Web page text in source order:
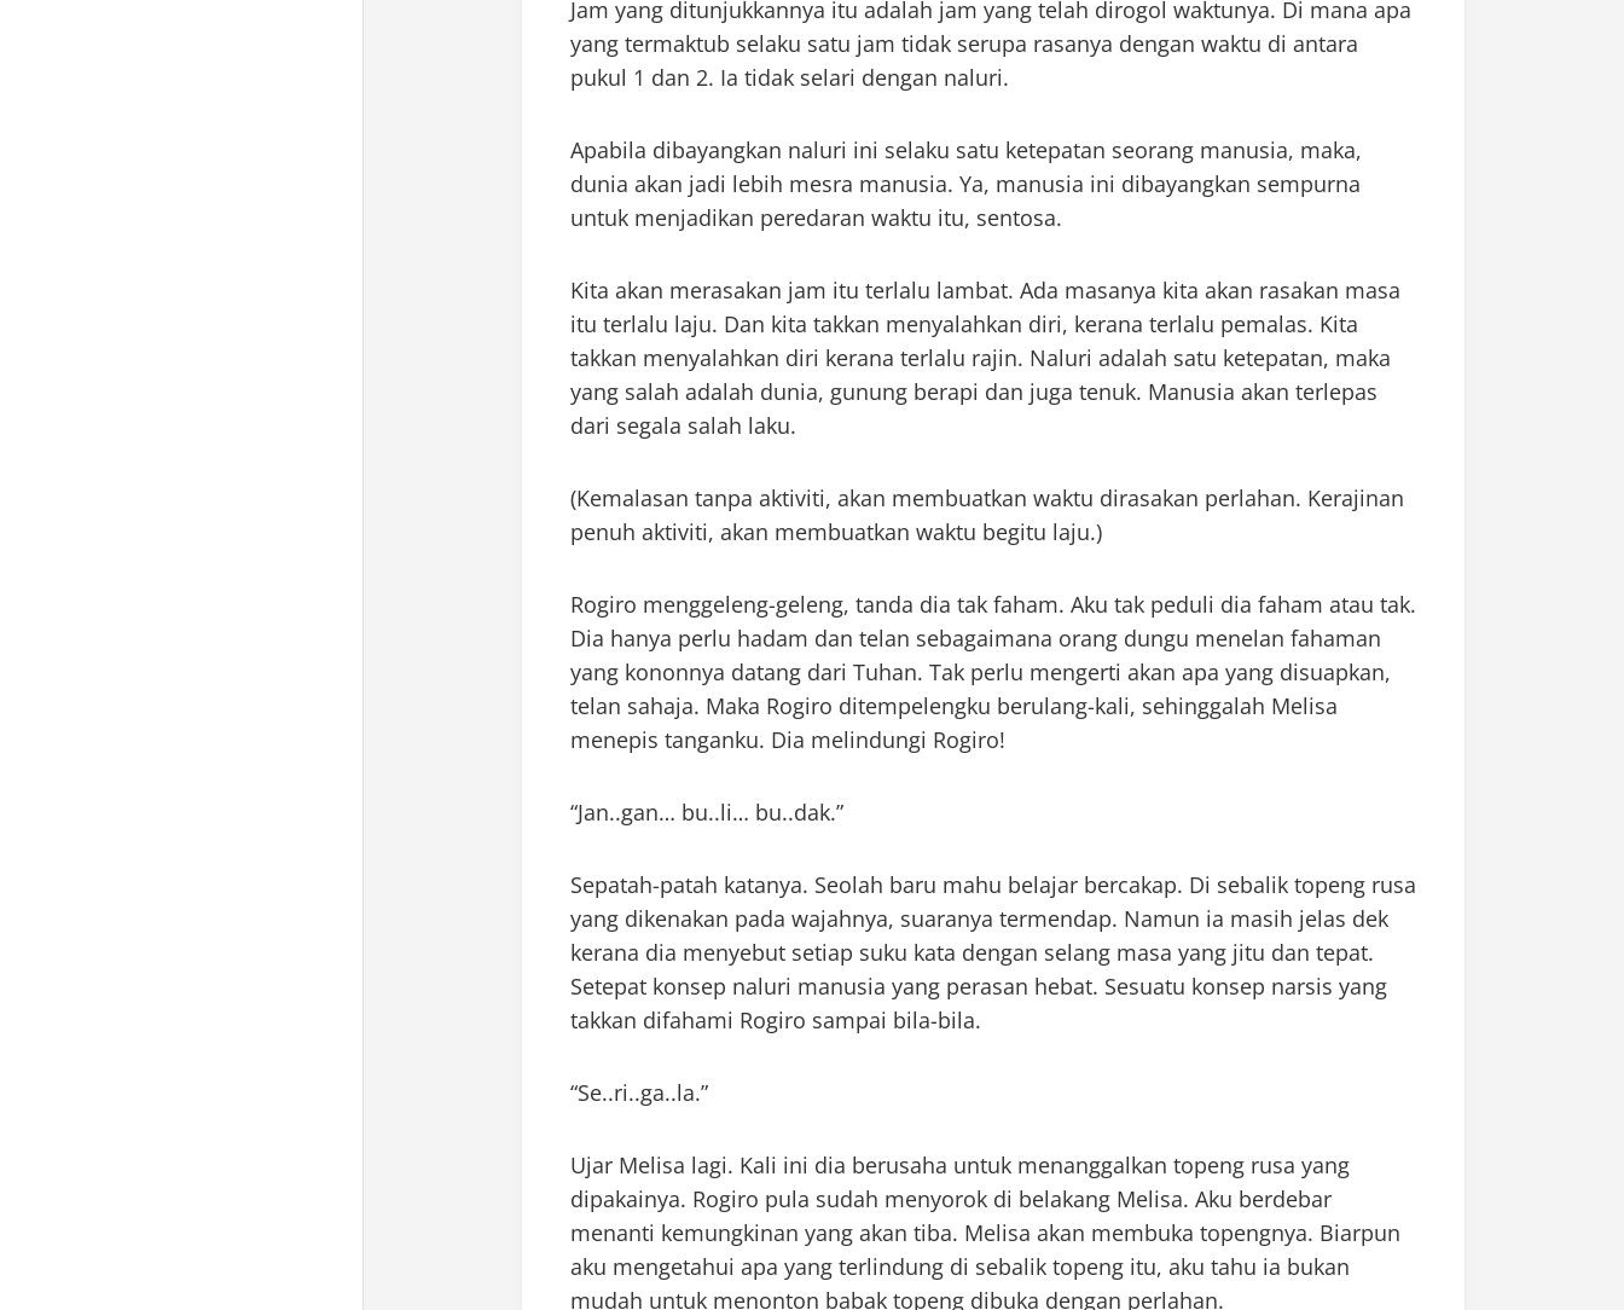
Jam yang ditunjukkannya itu adalah jam yang telah dirogol waktunya. Di mana apa
yang termaktub selaku satu jam tidak serupa rasanya dengan waktu di antara
pukul 1 dan 2. Ia tidak selari dengan naluri.
Apabila dibayangkan naluri ini selaku satu ketepatan seorang manusia, maka,
dunia akan jadi lebih mesra manusia. Ya, manusia ini dibayangkan sempurna
untuk menjadikan peredaran waktu itu, sentosa.
Kita akan merasakan jam itu terlalu lambat. Ada masanya kita akan rasakan masa
itu terlalu laju. Dan kita takkan menyalahkan diri, kerana terlalu pemalas. Kita
takkan menyalahkan diri kerana terlalu rajin. Naluri adalah satu ketepatan, maka
yang salah adalah dunia, gunung berapi dan juga tenuk. Manusia akan terlepas
dari segala salah laku.
(Kemalasan tanpa aktiviti, akan membuatkan waktu dirasakan perlahan. Kerajinan
penuh aktiviti, akan membuatkan waktu begitu laju.)
Rogiro menggeleng-geleng, tanda dia tak faham. Aku tak peduli dia faham atau tak.
Dia hanya perlu hadam dan telan sebagaimana orang dungu menelan fahaman
yang kononnya datang dari Tuhan. Tak perlu mengerti akan apa yang disuapkan,
telan sahaja. Maka Rogiro ditempelengku berulang-kali, sehinggalah Melisa
menepis tanganku. Dia melindungi Rogiro!
“Jan..gan… bu..li… bu..dak.”
Sepatah-patah katanya. Seolah baru mahu belajar bercakap. Di sebalik topeng rusa
yang dikenakan pada wajahnya, suaranya termendap. Namun ia masih jelas dek
kerana dia menyebut setiap suku kata dengan selang masa yang jitu dan tepat.
Setepat konsep naluri manusia yang perasan hebat. Sesuatu konsep narsis yang
takkan difahami Rogiro sampai bila-bila.
“Se..ri..ga..la.”
Ujar Melisa lagi. Kali ini dia berusaha untuk menanggalkan topeng rusa yang
dipakainya. Rogiro pula sudah menyorok di belakang Melisa. Aku berdebar
menanti kemungkinan yang akan tiba. Melisa akan membuka topengnya. Biarpun
aku mengetahui apa yang terlindung di sebalik topeng itu, aku tahu ia bukan
mudah untuk menonton babak topeng dibuka dengan perlahan.